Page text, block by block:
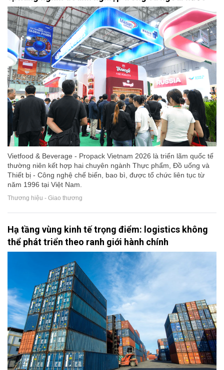
Vietfood & Beverage - Propack Vietnam 2026 là triển lãm quốc tế
thường niên kết hợp hai chuyên ngành Thực phẩm, Đồ uống và
Thiết bị - Công nghệ chế biến, bao bì, được tổ chức liên tục từ
năm 1996 tại Việt Nam.
Thương hiệu - Giao thương
Hạ tầng vùng kinh tế trọng điểm: logistics không
thể phát triển theo ranh giới hành chính